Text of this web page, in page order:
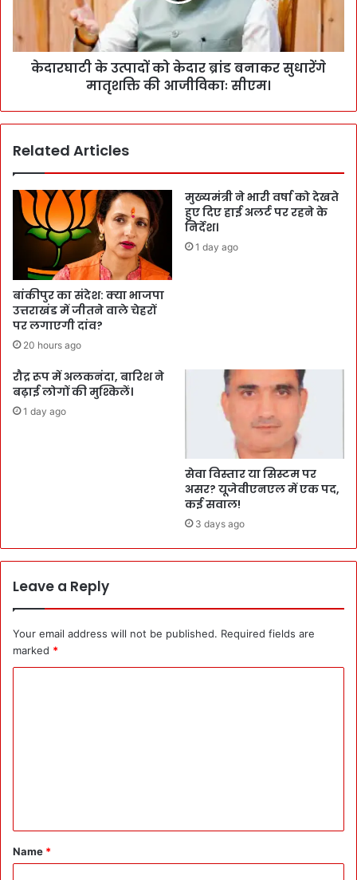
केदारघाटी के उत्पादों को केदार ब्रांड बनाकर सुधारेंगे
मातृशक्ति की आजीविकाः सीएम।
Related Articles
बांकीपुर का संदेश: क्या भाजपा
उत्तराखंड में जीतने वाले चेहरों
पर लगाएगी दांव?
20 hours ago
मुख्यमंत्री ने भारी वर्षा को देखते
हुए दिए हाई अलर्ट पर रहने के
निर्देश।
1 day ago
रौद्र रूप में अलकनंदा, बारिश ने
बढ़ाई लोगों की मुश्किलें।
1 day ago
सेवा विस्तार या सिस्टम पर
असर? यूजेवीएनएल में एक पद,
कई सवाल!
3 days ago
Leave a Reply
Your email address will not be published. Required fields are
marked *
*
Name *